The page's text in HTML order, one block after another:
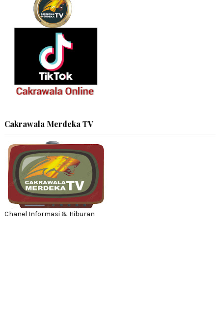
Cakrawala Merdeka TV
Chanel Informasi & Hiburan